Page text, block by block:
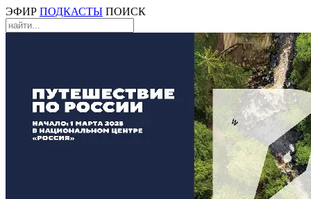
ЭФИР ПОДКАСТЫ ПОИСК